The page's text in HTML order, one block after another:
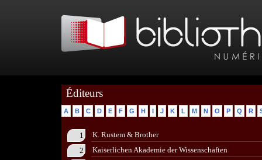
Éditeurs
A B C D E F G H I J K L M N O P Q R
1
K. Rustem & Brother
2
Kaiserlichen Akademie der Wissenschaften